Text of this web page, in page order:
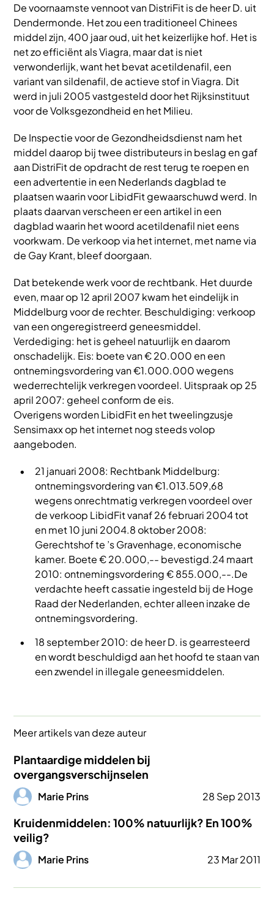
De voornaamste vennoot van DistriFit is de heer D. uit
Dendermonde. Het zou een traditioneel Chinees
middel zijn, 400 jaar oud, uit het keizerlijke hof. Het is
net zo efficiënt als Viagra, maar dat is niet
verwonderlijk, want het bevat acetildenafil, een
variant van sildenafil, de actieve stof in Viagra. Dit
werd in juli 2005 vastgesteld door het Rijksinstituut
voor de Volksgezondheid en het Milieu.
De Inspectie voor de Gezondheidsdienst nam het
middel daarop bij twee distributeurs in beslag en gaf
aan DistriFit de opdracht de rest terug te roepen en
een advertentie in een Nederlands dagblad te
plaatsen waarin voor LibidFit gewaarschuwd werd. In
plaats daarvan verscheen er een artikel in een
dagblad waarin het woord acetildenafil niet eens
voorkwam. De verkoop via het internet, met name via
de Gay Krant, bleef doorgaan.
Dat betekende werk voor de rechtbank. Het duurde
even, maar op 12 april 2007 kwam het eindelijk in
Middelburg voor de rechter. Beschuldiging: verkoop
van een ongeregistreerd geneesmiddel.
Verdediging: het is geheel natuurlijk en daarom
onschadelijk. Eis: boete van € 20.000 en een
ontnemingsvordering van €1.000.000 wegens
wederrechtelijk verkregen voordeel. Uitspraak op 25
april 2007: geheel conform de eis.
Overigens worden LibidFit en het tweelingzusje
Sensimaxx op het internet nog steeds volop
aangeboden.
21 januari 2008: Rechtbank Middelburg:
ontnemingsvordering van €1.013.509,68
wegens onrechtmatig verkregen voordeel over
de verkoop LibidFit vanaf 26 februari 2004 tot
en met 10 juni 2004.8 oktober 2008:
Gerechtshof te ’s Gravenhage, economische
kamer. Boete € 20.000,-- bevestigd.24 maart
2010: ontnemingsvordering € 855.000,--.De
verdachte heeft cassatie ingesteld bij de Hoge
Raad der Nederlanden, echter alleen inzake de
ontnemingsvordering.
18 september 2010: de heer D. is gearresteerd
en wordt beschuldigd aan het hoofd te staan van
een zwendel in illegale geneesmiddelen.
Meer artikels van deze auteur
Plantaardige middelen bij
overgangsverschijnselen
AfbeeldingMarie Prins 28 Sep 2013
Kruidenmiddelen: 100% natuurlijk? En 100%
veilig?
AfbeeldingMarie Prins 23 Mar 2011